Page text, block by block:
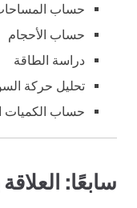
حساب
حساب الأحجام
دراسة الطاقة
تحليل حركة
حساب الكميات
سابعًا: